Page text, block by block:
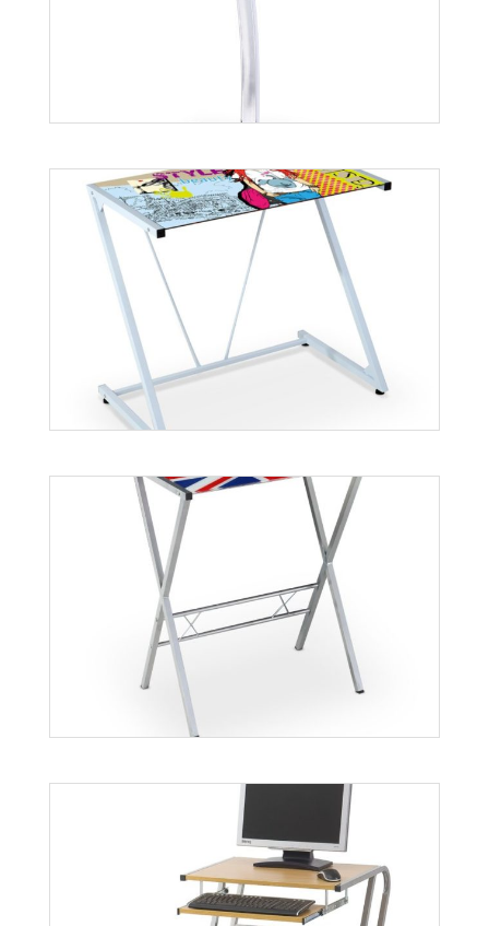
B21
B25
Więcej
B26